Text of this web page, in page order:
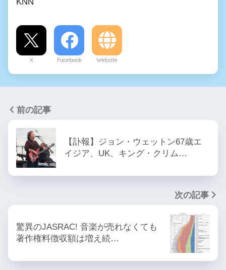
X Facebook Website
前の記事
【訃報】ジョン・ウェットン67歳エ
イジア、UK、キング・クリム…
次の記事
驚異のJASRAC! 音楽が売れなくても
著作権料徴収額は増え続…